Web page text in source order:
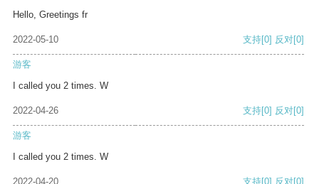
Hello, Greetings fr
2022-05-10 支持[0] 反对[0]
游客
I called you 2 times. W
2022-04-26 支持[0] 反对[0]
游客
I called you 2 times. W
2022-04-20 支持[0] 反对[0]